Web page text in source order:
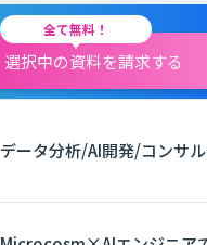
全て無料！
選択中の資料を請求する
データ分析/AI開発/コンサ